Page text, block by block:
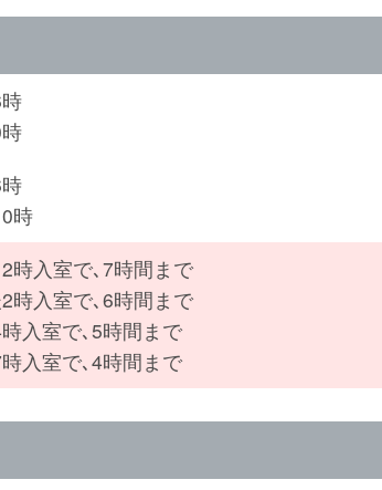
時
時入室で､7時間まで
時入室で､6時間まで
入室で､5時間まで
入室で､4時間まで